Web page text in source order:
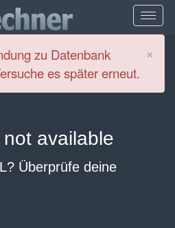
×
zu Datenbank
es später erneut.
available
Überprüfe deine